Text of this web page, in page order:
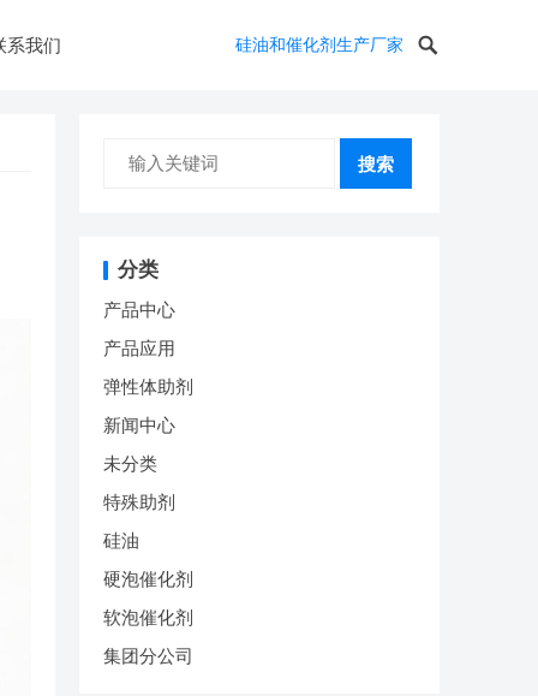
系我们 硅油和催化剂生产厂家
搜索
分类
产品中心
产品应用
弹性体助剂
新闻中心
未分类
特殊助剂
硅油
硬泡催化剂
软泡催化剂
集团分公司